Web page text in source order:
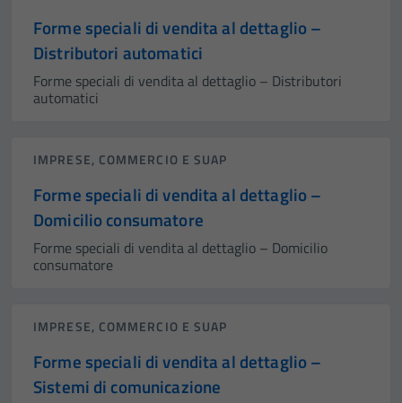
Forme speciali di vendita al dettaglio –
Distributori automatici
Forme speciali di vendita al dettaglio – Distributori
automatici
IMPRESE, COMMERCIO E SUAP
Forme speciali di vendita al dettaglio –
Domicilio consumatore
Forme speciali di vendita al dettaglio – Domicilio
consumatore
IMPRESE, COMMERCIO E SUAP
Forme speciali di vendita al dettaglio –
Sistemi di comunicazione